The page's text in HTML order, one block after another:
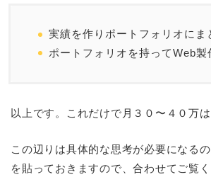
実績を作りポートフォリオにま
ポートフォリオを持ってWeb製
以上です。これだけで月３０〜４０万は
この辺りは具体的な思考が必要になる
を貼っておきますので、合わせてご覧く